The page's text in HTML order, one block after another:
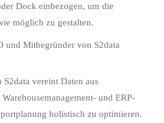
Dock einbezogen, um die
möglich zu gestalten.
vereint Daten aus
und ERP-
holistisch zu optimieren.